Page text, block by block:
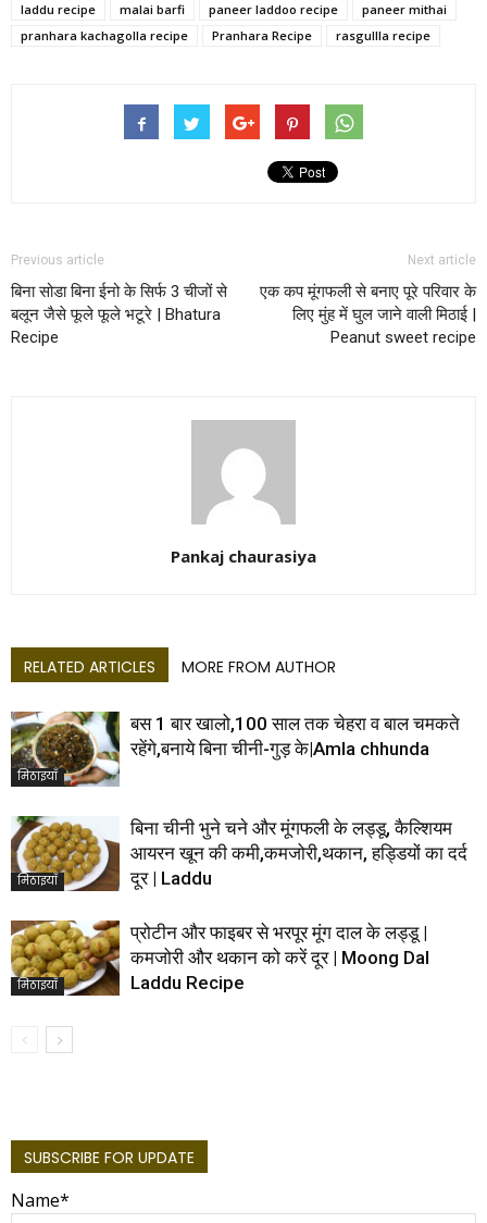
laddu recipe
malai barfi paneer laddoo recipe
paneer mithai
pranhara kachagolla recipe
Pranhara Recipe rasgullla recipe
Previous article
बिना सोडा बिना ईनो के सिर्फ 3 चीजों से
बलून जैसे फूले फूले भटूरे | Bhatura
Recipe
Next article
एक कप मूंगफली से बनाए पूरे परिवार के
लिए मुंह में घुल जाने वाली मिठाई |
Peanut sweet recipe
Pankaj chaurasiya
RELATED ARTICLES MORE FROM AUTHOR
मिठाइयाँ
बस 1 बार खालो,100 साल तक चेहरा व बाल चमकते
रहेंगे,बनाये बिना चीनी-गुड़ के|Amla chhunda
मिठाइयाँ
बिना चीनी भुने चने और मूंगफली के लड्डू, कैल्शियम
आयरन खून की कमी,कमजोरी,थकान, हड्डियों का दर्द
दूर | Laddu
मिठाइयाँ
प्रोटीन और फाइबर से भरपूर मूंग दाल के लड्डू |
कमजोरी और थकान को करें दूर | Moong Dal
Laddu Recipe
SUBSCRIBE FOR UPDATE
Name*